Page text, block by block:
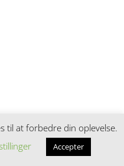
(3)
(31)
til at forbedre din oplevelse.
Accepter